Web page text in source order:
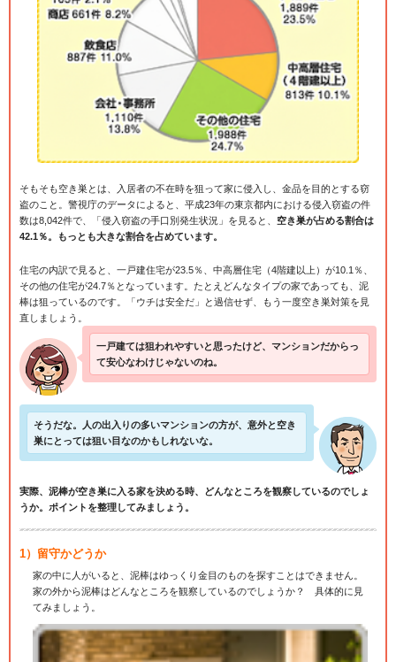
そもそも空き巣とは、入居者の不在時を狙って家に侵入し、金品を目的とする窃
盗のこと。警視庁のデータによると、平成23年の東京都内における侵入窃盗の件
数は8,042件で、「侵入窃盗の手口別発生状況」を見ると、 空き巣が占める割合は
42.1％。もっとも大きな割合を占めています。
住宅の内訳で見ると、一戸建住宅が23.5％、中高層住宅（4階建以上）が10.1％、
その他の住宅が24.7％となっています。たとえどんなタイプの家であっても、泥
棒は狙っているのです。「ウチは安全だ」と過信せず、もう一度空き巣対策を見
直しましょう。
一戸建ては狙われやすいと思ったけど、マンションだからっ
て安心なわけじゃないのね。
そうだな。人の出入りの多いマンションの方が、意外と空き
巣にとっては狙い目なのかもしれないな。
実際、泥棒が空き巣に入る家を決める時、どんなところを観察しているのでしょ
うか。ポイントを整理してみましょう。
1）留守かどうか
家の中に人がいると、泥棒はゆっくり金目のものを探すことはできません。
家の外から泥棒はどんなところを観察しているのでしょうか？ 具体的に見
てみましょう。